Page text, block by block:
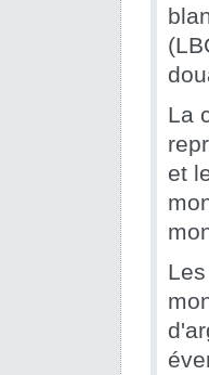
La
et